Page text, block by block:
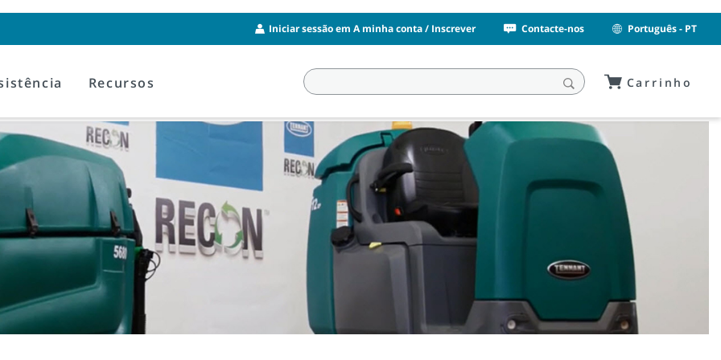
Iniciar sessão em A minha conta / Inscrever Contacte-nos Português - PT
Recursos Carrinho